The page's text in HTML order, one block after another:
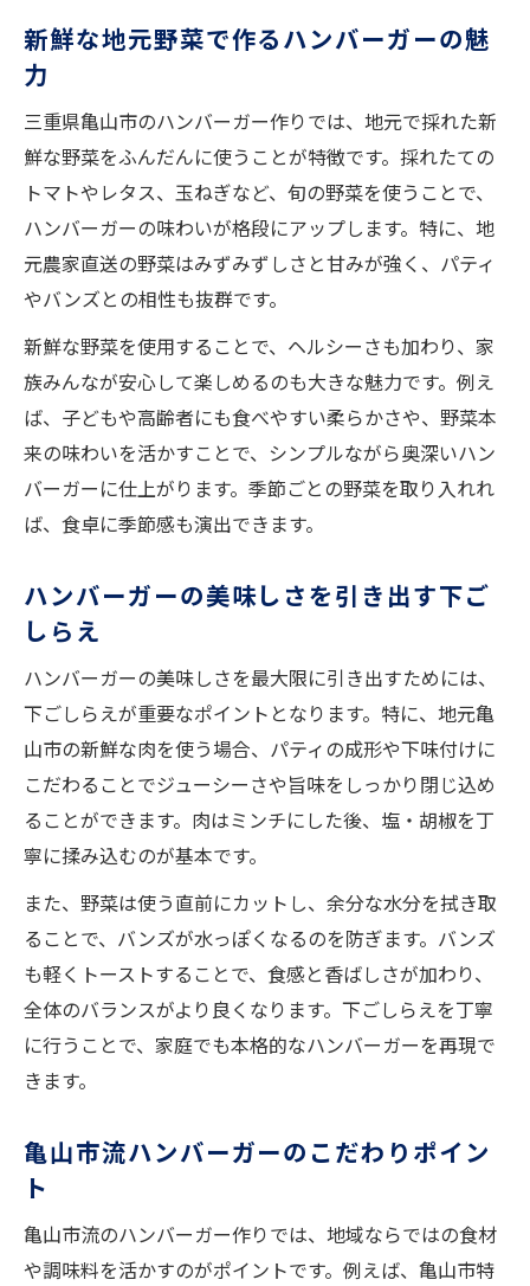
新鮮な地元野菜で作るハンバーガーの魅
力
三重県亀山市のハンバーガー作りでは、地元で採れた新
鮮な野菜をふんだんに使うことが特徴です。採れたての
トマトやレタス、玉ねぎなど、旬の野菜を使うことで、
ハンバーガーの味わいが格段にアップします。特に、地
元農家直送の野菜はみずみずしさと甘みが強く、パティ
やバンズとの相性も抜群です。
新鮮な野菜を使用することで、ヘルシーさも加わり、家
族みんなが安心して楽しめるのも大きな魅力です。例え
ば、子どもや高齢者にも食べやすい柔らかさや、野菜本
来の味わいを活かすことで、シンプルながら奥深いハン
バーガーに仕上がります。季節ごとの野菜を取り入れれ
ば、食卓に季節感も演出できます。
ハンバーガーの美味しさを引き出す下ご
しらえ
ハンバーガーの美味しさを最大限に引き出すためには、
下ごしらえが重要なポイントとなります。特に、地元亀
山市の新鮮な肉を使う場合、パティの成形や下味付けに
こだわることでジューシーさや旨味をしっかり閉じ込め
ることができます。肉はミンチにした後、塩・胡椒を丁
寧に揉み込むのが基本です。
また、野菜は使う直前にカットし、余分な水分を拭き取
ることで、バンズが水っぽくなるのを防ぎます。バンズ
も軽くトーストすることで、食感と香ばしさが加わり、
全体のバランスがより良くなります。下ごしらえを丁寧
に行うことで、家庭でも本格的なハンバーガーを再現で
きます。
亀山市流ハンバーガーのこだわりポイン
ト
亀山市流のハンバーガー作りでは、地域ならではの食材
や調味料を活かすのがポイントです。例えば、亀山市特